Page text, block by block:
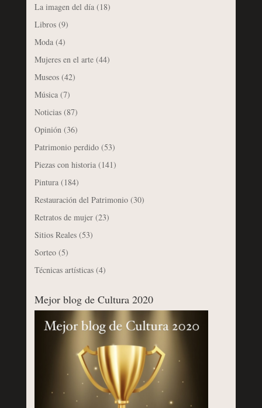
La imagen del día(18)
Libros(9)
Moda(4)
Mujeres en el arte(44)
Museos(42)
Música(7)
Noticias(87)
Opinión (36)
Patrimonio perdido(53)
Piezas con historia(141)
Pintura(184)
Restauración del Patrimonio(30)
Retratos de mujer(23)
Sitios Reales(53)
Sorteo(5)
Técnicas artísticas(4)
Mejor blog de Cultura 2020